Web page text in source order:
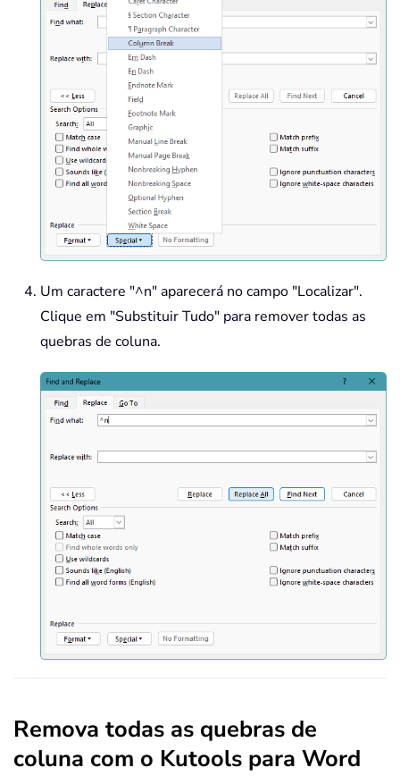
Um caractere "^n" aparecerá no campo "Localizar".
Clique em "Substituir Tudo" para remover todas as
quebras de coluna.
Remova todas as quebras de
coluna com o Kutools para Word